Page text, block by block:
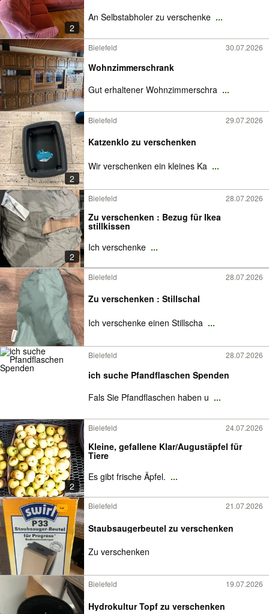
2
An Selbstabholer zu verschenke ...
Bielefeld 30.07.2026
Wohnzimmerschrank
Gut erhaltener Wohnzimmerschra ...
2
Bielefeld 29.07.2026
Katzenklo zu verschenken
Wir verschenken ein kleines Ka ...
2
Bielefeld 28.07.2026
Zu verschenken : Bezug für Ikea
stillkissen
Ich verschenke ...
Bielefeld 28.07.2026
Zu verschenken : Stillschal
Ich verschenke einen Stillscha ...
Bielefeld 28.07.2026
ich suche Pfandflaschen Spenden
Fals Sie Pfandflaschen haben u ...
2
Bielefeld 24.07.2026
Kleine, gefallene Klar/Augustäpfel für
Tiere
Es gibt frische Äpfel. ...
Bielefeld 21.07.2026
Staubsaugerbeutel zu verschenken
Zu verschenken
Bielefeld 19.07.2026
Hydrokultur Topf zu verschenken